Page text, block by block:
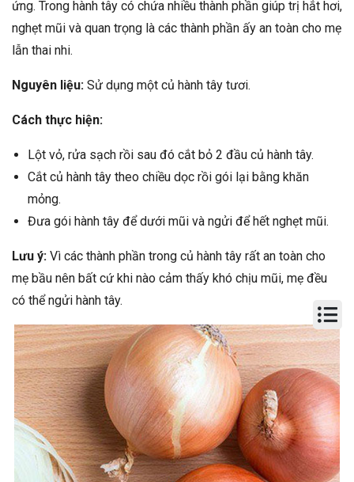
ứng. Trong hành tây có chứa nhiều thành phần giúp trị hắt hơi,
nghẹt mũi và quan trọng là các thành phần ấy an toàn cho mẹ
lẫn thai nhi.
Nguyên liệu: Sử dụng một củ hành tây tươi.
Cách thực hiện:
Lột vỏ, rửa sạch rồi sau đó cắt bỏ 2 đầu củ hành tây.
Cắt củ hành tây theo chiều dọc rồi gói lại bằng khăn
mỏng.
Đưa gói hành tây để dưới mũi và ngửi để hết nghẹt mũi.
Lưu ý: Vì các thành phần trong củ hành tây rất an toàn cho
mẹ bầu nên bất cứ khi nào cảm thấy khó chịu mũi, mẹ đều
có thể ngửi hành tây.